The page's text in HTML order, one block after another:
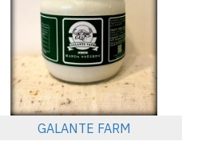
GALANTE FARM